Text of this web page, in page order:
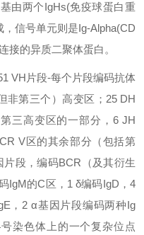
由两个IgHs(免疫球蛋白重
信号单元则是Ig-Alpha(CD
接的异质二聚体蛋白。
VH片段-每个片段编码抗体
非第三个）高变区；25 DH
三高变区的一部分，6 JH
V区的其余部分（包括第
段，编码BCR（及其衍生
IgM的C区，1 δ编码IgD，4
，2 α基因片段编码两种Ig
染色体上的一个复杂位点